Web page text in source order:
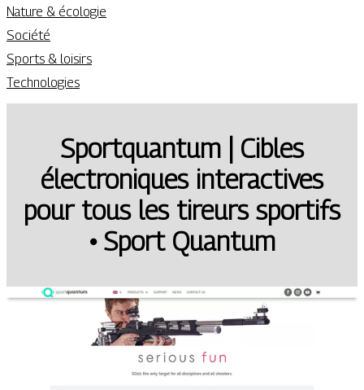
Nature & écologie
Société
Sports & loisirs
Technologies
Sportquan­tum | Cibles
électroni­ques in­teracti­ves
pour tous les tireurs sportifs
• Sport Quantum